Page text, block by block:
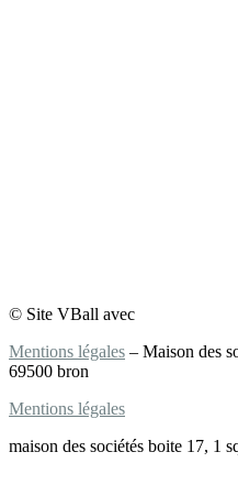
© Site VBall avec
Mentions légales – Maison des
69500 bron
Mentions légales
maison des sociétés boite 17, 1